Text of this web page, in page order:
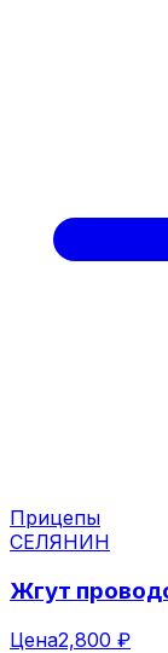
Прицепы
СЕЛЯНИН
Жгут
Цена2,800 ₽